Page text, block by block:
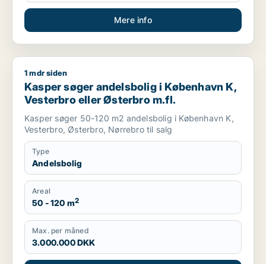
Mere info
Kasper søger andelsbolig i København K, Vesterbro eller
1 mdr siden
Kasper søger andelsbolig i København K,
Vesterbro eller Østerbro m.fl.
Kasper søger 50-120 m2 andelsbolig i København K,
Vesterbro, Østerbro, Nørrebro til salg
Type
Andelsbolig
Areal
50 - 120 m2
Max. per måned
3.000.000 DKK